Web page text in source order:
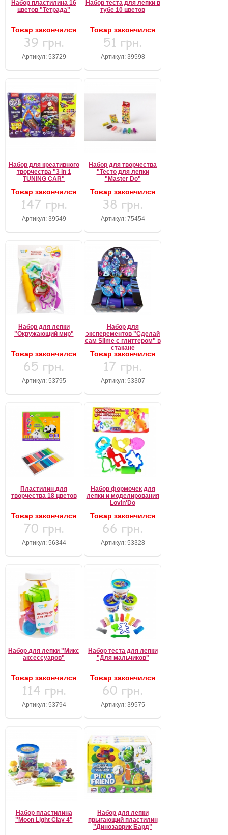
Набор пластилина 16
цветов "Тетрада"
Товар закончился
39 грн.
Артикул: 53729
Набор теста для лепки в
тубе 10 цветов
Товар закончился
51 грн.
Артикул: 39598
Набор для креативного
творчества "3 in 1
TUNING CAR"
Товар закончился
147 грн.
Артикул: 39549
Набор для творчества
"Тесто для лепки
"Master Do"
Товар закончился
38 грн.
Артикул: 75454
Набор для лепки
"Окружающий мир"
Товар закончился
65 грн.
Артикул: 53795
Набор для
эксперементов "Сделай
сам Slime с глиттером" в
стакане
Товар закончился
17 грн.
Артикул: 53307
Пластилин для
творчества 18 цветов
Товар закончился
70 грн.
Артикул: 56344
Набор формочек для
лепки и моделирования
Lovin'Do
Товар закончился
66 грн.
Артикул: 53328
Набор для лепки "Микс
аксессуаров"
Товар закончился
114 грн.
Артикул: 53794
Набор теста для лепки
"Для мальчиков"
Товар закончился
60 грн.
Артикул: 39575
Набор пластилина
"Moon Light Clay 4"
Набор для лепки
прыгающий пластилин
"Динозаврик Бард"